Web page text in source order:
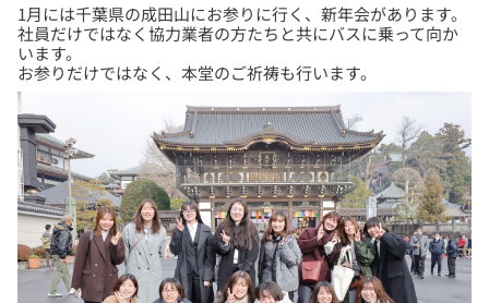
1月には千葉県の成田山にお参りに行く、新年会があります。
社員だけではなく協力業者の方たちと共にバスに乗って向か
います。